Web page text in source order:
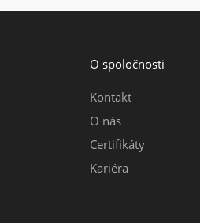
O spoločnosti
Kontakt
O nás
Certifikáty
Kariéra